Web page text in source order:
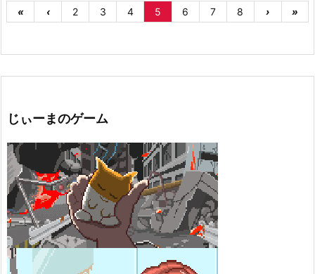
« ‹ 2 3 4 5 6 7 8 › »
じぃーまのゲーム